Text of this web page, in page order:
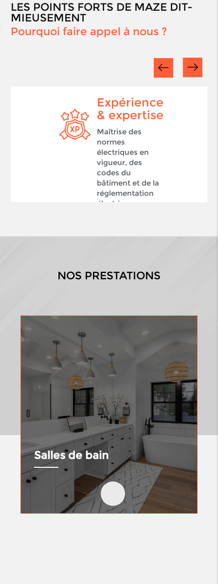
LES POINTS FORTS DE MAZE DIT-
MIEUSEMENT
Pourquoi faire appel à nous ?
Expérience
& expertise
Maîtrise des
normes
électriques en
vigueur, des
codes du
bâtiment et de la
réglementation
électrique.
NOS PRESTATIONS
Salles de bain